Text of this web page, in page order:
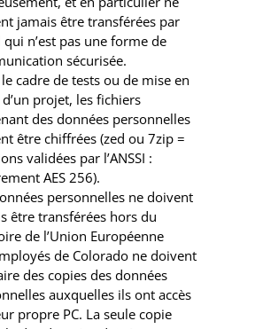
jamais être transférées par
n’est pas une forme de
sécurisée.
cadre de tests ou de mise en
d’un projet, les fichiers
des données personnelles
être chiffrées (zed ou 7zip =
validées par l’ANSSI :
AES 256).
personnelles ne doivent
être transférées hors du
de l’Union Européenne
de Colorado ne doivent
des copies des données
auxquelles ils ont accès
propre PC. La seule copie